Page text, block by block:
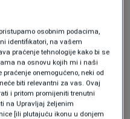
dosad nije
započeo istragu o
upravu zajedno
osobnim podacima,
identifikatori, na vašem
praćenje tehnologije kako bi se
na osnovu kojih mi i naši
onemogućeno, neki od
biti relevantni za vas. Ovaj
i pritom promijeniti trenutni
na Upravljaj željenim
[ili plutajuću ikonu u donjem